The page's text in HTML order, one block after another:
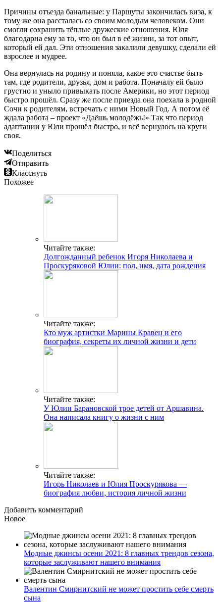
Причины отъезда банальные: у Паршуты закончилась виза, к
тому же она рассталась со своим молодым человеком. Они
смогли сохранить тёплые дружеские отношения. Юля
благодарна ему за то, что он был в её жизни, за тот опыт,
который ей дал. Эти отношения закалили девушку, сделали ей
взрослее и мудрее.
Она вернулась на родину и поняла, какое это счастье быть
там, где родители, друзья, дом и работа. Поначалу ей было
грустно и уныло привыкать после Америки, но этот период
быстро прошёл. Сразу же после приезда она поехала в родной
Сочи к родителям, встречать с ними Новый Год. А потом её
ждала работа – проект «Даёшь молодёжь!» Так что период
адаптации у Юли прошёл быстро, и всё вернулось на круги
своя.
Поделиться
Отправить
Класснуть
Похожее
Читайте также:
Долгожданный ребенок Игоря Николаева и
Проскуряковой Юлии: пол, имя, дата рождения
Читайте также:
Кто муж артистки Марины Кравец и его
биография, секреты их личной жизни и дети
Читайте также:
У Юлии Барановской трое детей от Аршавина.
Она написала книгу о жизни с ним
Читайте также:
Игорь Николаев и Юлия Проскурякова —
биография любви, история личной жизни
Добавить комментарий
Новое
Модные джинсы осени 2021: 8 главных трендов сезона,
которые заслуживают нашего внимания
Валентин Смирнитский не может простить себе смерть
сына